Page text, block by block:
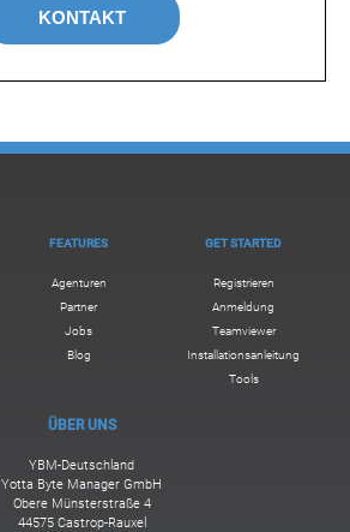
KONTAKT
FEATURES
Agenturen
Partner
Jobs
Blog
GET STARTED
Registrieren
Anmeldung
Teamviewer
Installationsanleitung
Tools
ÜBER UNS
YBM-Deutschland
Yotta Byte Manager GmbH
Obere Münsterstraße 4
44575 Castrop-Rauxel